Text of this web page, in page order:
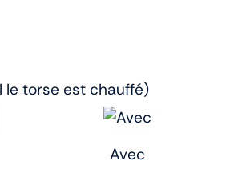
le torse est chauffé)
Avec